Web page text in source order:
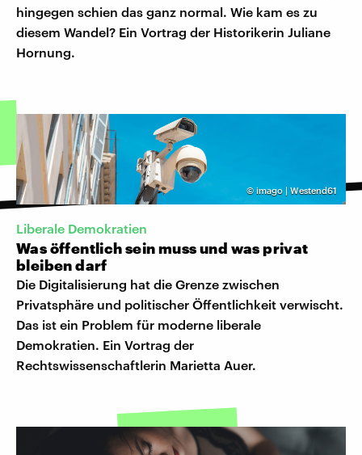
hingegen schien das ganz normal. Wie kam es zu
diesem Wandel? Ein Vortrag der Historikerin Juliane
Hornung.
© imago | Westend61
Liberale Demokratien
Was öffentlich sein muss und was privat
bleiben darf
Die Digitalisierung hat die Grenze zwischen
Privatsphäre und politischer Öffentlichkeit verwischt.
Das ist ein Problem für moderne liberale
Demokratien. Ein Vortrag der
Rechtswissenschaftlerin Marietta Auer.